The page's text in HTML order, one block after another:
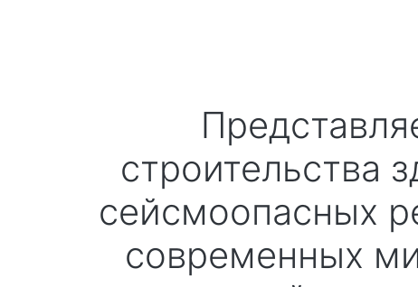
Представляем Вашему вниманию технологию
строительства
сейсмоопасных
современных